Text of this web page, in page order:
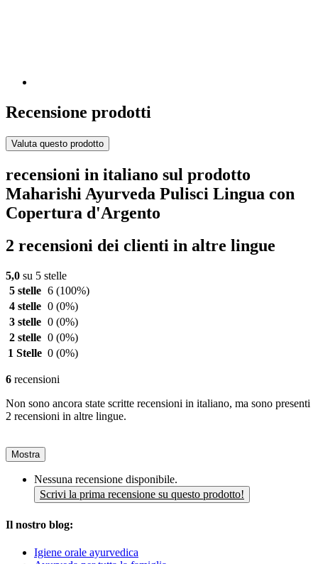
Recensione prodotti
Valuta questo prodotto
recensioni in italiano sul prodotto
Maharishi Ayurveda Pulisci Lingua con
Copertura d'Argento
2 recensioni dei clienti in altre lingue
5,0 su 5 stelle
5 stelle 6 (100%)
4 stelle 0 (0%)
3 stelle 0 (0%)
2 stelle 0 (0%)
1 Stelle 0 (0%)
6 recensioni
Non sono ancora state scritte recensioni in italiano, ma sono presenti
2 recensioni in altre lingue.
Mostra
Nessuna recensione disponibile.
Scrivi la prima recensione su questo prodotto!
Il nostro blog:
Igiene orale ayurvedica